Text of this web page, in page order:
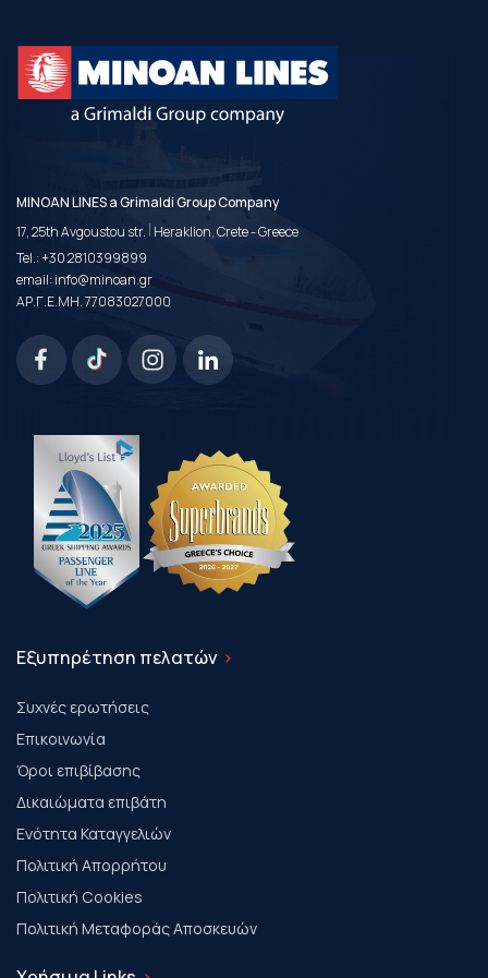
MINOAN LINES a Grimaldi Group Company
17, 25th Avgoustou str. | Heraklion, Crete - Greece
Tel.:+30 2810399899
email:info@minoan.gr
ΑΡ.Γ.Ε.ΜΗ. 77083027000
Εξυπηρέτηση πελατών
Συχνές ερωτήσεις
Επικοινωνία
Όροι επιβίβασης
Δικαιώματα επιβάτη
Ενότητα Καταγγελιών
Πολιτική Απορρήτου
Πολιτική Cookies
Πολιτική Μεταφοράς Αποσκευών